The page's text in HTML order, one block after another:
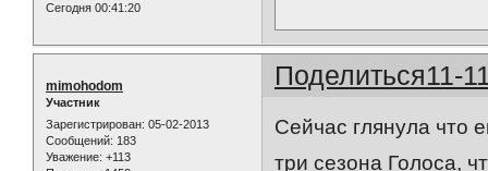
Сегодня 00:41:20
Поделиться11-
mimohodom
Участник
Зарегистрирован: 05-02-2013
Сообщений: 183
Уважение: +113
Сейчас глянула что
три сезона Голоса,